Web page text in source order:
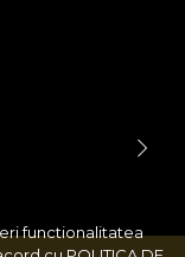
functionalitatea